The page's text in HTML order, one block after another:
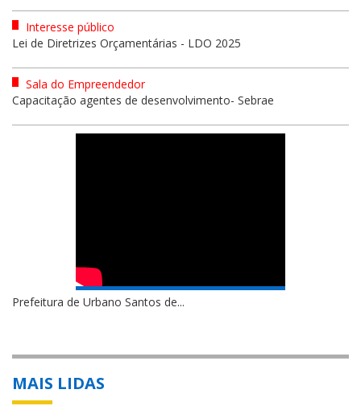
Interesse público
Lei de Diretrizes Orçamentárias - LDO 2025
Sala do Empreendedor
Capacitação agentes de desenvolvimento- Sebrae
de Urbano Santos de...
MAIS LIDAS